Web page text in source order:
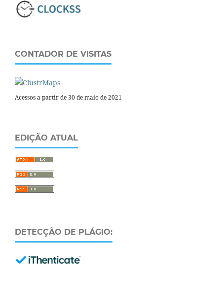
CONTADOR DE VISITAS
Acessos a partir de 30 de maio de 2021
EDIÇÃO ATUAL
DETECÇÃO DE PLÁGIO: